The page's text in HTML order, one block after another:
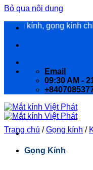
Bỏ qua nội dung
gọng kính chính
Email
09:30 AM -
Gọng Kính
Trang chủ / Gọng kính /